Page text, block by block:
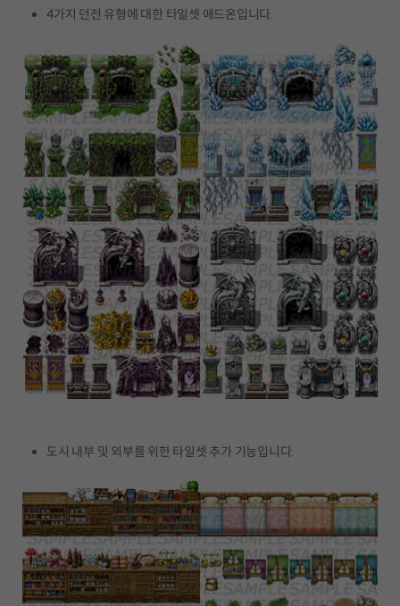
4가지 던전 유형에 대한 타일셋 애드온입니다.
도시 내부 및 외부를 위한 타일셋 추가 기능입니다.